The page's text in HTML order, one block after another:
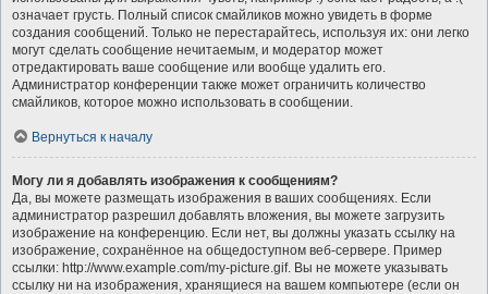
означает грусть. Полный список смайликов можно увидеть в форме
создания сообщений. Только не перестарайтесь, используя их: они легко
могут сделать сообщение нечитаемым, и модератор может
отредактировать ваше сообщение или вообще удалить его.
Администратор конференции также может ограничить количество
смайликов, которое можно использовать в сообщении.
Вернуться к началу
Могу ли я добавлять изображения к сообщениям?
Да, вы можете размещать изображения в ваших сообщениях. Если
администратор разрешил добавлять вложения, вы можете загрузить
изображение на конференцию. Если нет, вы должны указать ссылку на
изображение, сохранённое на общедоступном веб-сервере. Пример
ссылки: http://www.example.com/my-picture.gif. Вы не можете указывать
ссылку ни на изображения, хранящиеся на вашем компьютере (если он